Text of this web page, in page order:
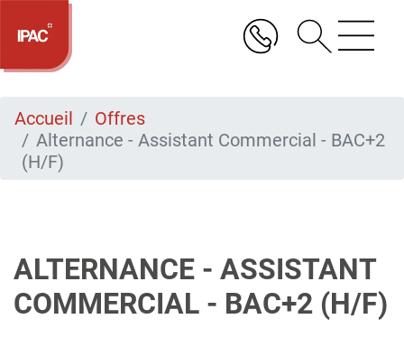
Aller
contenu
Accueil
Offres
Alternance - Assistant Commercial - BAC+2
(H/F)
ALTERNANCE - ASSISTANT
COMMERCIAL - BAC+2 (H/F)